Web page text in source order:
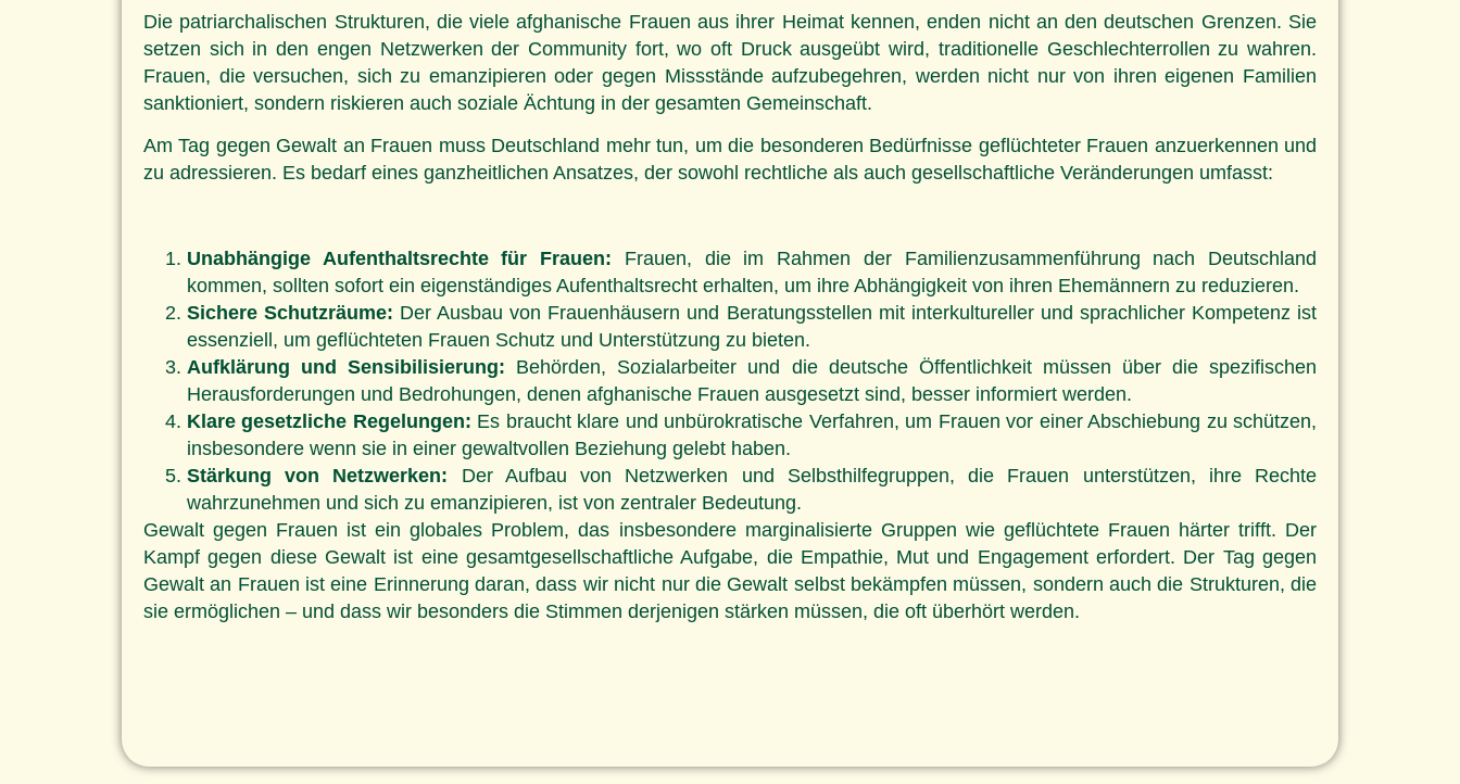
Die patriarchalischen Strukturen, die viele afghanische Frauen aus ihrer Heimat kennen, enden nicht an den deutschen Grenzen. Sie
setzen sich in den engen Netzwerken der Community fort, wo oft Druck ausgeübt wird, traditionelle Geschlechterrollen zu wahren.
Frauen, die versuchen, sich zu emanzipieren oder gegen Missstände aufzubegehren, werden nicht nur von ihren eigenen Familien
sanktioniert, sondern riskieren auch soziale Ächtung in der gesamten Gemeinschaft.
Am Tag gegen Gewalt an Frauen muss Deutschland mehr tun, um die besonderen Bedürfnisse geflüchteter Frauen anzuerkennen und
zu adressieren. Es bedarf eines ganzheitlichen Ansatzes, der sowohl rechtliche als auch gesellschaftliche Veränderungen umfasst:
Unabhängige Aufenthaltsrechte für Frauen: Frauen, die im Rahmen der Familienzusammenführung nach Deutschland
kommen, sollten sofort ein eigenständiges Aufenthaltsrecht erhalten, um ihre Abhängigkeit von ihren Ehemännern zu reduzieren.
Sichere Schutzräume: Der Ausbau von Frauenhäusern und Beratungsstellen mit interkultureller und sprachlicher Kompetenz ist
essenziell, um geflüchteten Frauen Schutz und Unterstützung zu bieten.
Aufklärung und Sensibilisierung: Behörden, Sozialarbeiter und die deutsche Öffentlichkeit müssen über die spezifischen
Herausforderungen und Bedrohungen, denen afghanische Frauen ausgesetzt sind, besser informiert werden.
Klare gesetzliche Regelungen: Es braucht klare und unbürokratische Verfahren, um Frauen vor einer Abschiebung zu schützen,
insbesondere wenn sie in einer gewaltvollen Beziehung gelebt haben.
Stärkung von Netzwerken: Der Aufbau von Netzwerken und Selbsthilfegruppen, die Frauen unterstützen, ihre Rechte
wahrzunehmen und sich zu emanzipieren, ist von zentraler Bedeutung.
Gewalt gegen Frauen ist ein globales Problem, das insbesondere marginalisierte Gruppen wie geflüchtete Frauen härter trifft. Der
Kampf gegen diese Gewalt ist eine gesamtgesellschaftliche Aufgabe, die Empathie, Mut und Engagement erfordert. Der Tag gegen
Gewalt an Frauen ist eine Erinnerung daran, dass wir nicht nur die Gewalt selbst bekämpfen müssen, sondern auch die Strukturen, die
sie ermöglichen – und dass wir besonders die Stimmen derjenigen stärken müssen, die oft überhört werden.